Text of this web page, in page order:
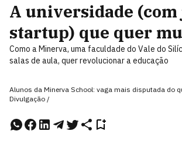
A universidade (com
startup) que quer
Como a Minerva, uma faculdade do Vale do
salas de aula, quer revolucionar a educação
Alunos da Minerva School: vaga mais disputada do
Divulgação /